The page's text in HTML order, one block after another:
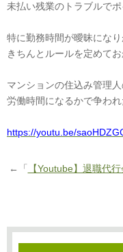
未払い残業のトラブルで
特に勤務時間が曖昧になり
きちんとルールを定めて
マンションの住込み管理
労働時間になるかで争わ
https://youtu.be/
←「 【Youtube】退職代